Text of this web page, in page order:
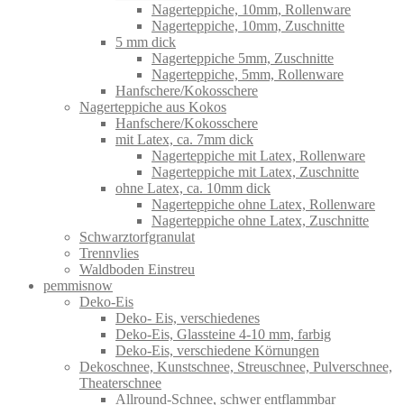
Nagerteppiche, 10mm, Rollenware
Nagerteppiche, 10mm, Zuschnitte
5 mm dick
Nagerteppiche 5mm, Zuschnitte
Nagerteppiche, 5mm, Rollenware
Hanfschere/Kokosschere
Nagerteppiche aus Kokos
Hanfschere/Kokosschere
mit Latex, ca. 7mm dick
Nagerteppiche mit Latex, Rollenware
Nagerteppiche mit Latex, Zuschnitte
ohne Latex, ca. 10mm dick
Nagerteppiche ohne Latex, Rollenware
Nagerteppiche ohne Latex, Zuschnitte
Schwarztorfgranulat
Trennvlies
Waldboden Einstreu
pemmisnow
Deko-Eis
Deko- Eis, verschiedenes
Deko-Eis, Glassteine 4-10 mm, farbig
Deko-Eis, verschiedene Körnungen
Dekoschnee, Kunstschnee, Streuschnee, Pulverschnee,
Theaterschnee
Allround-Schnee, schwer entflammbar